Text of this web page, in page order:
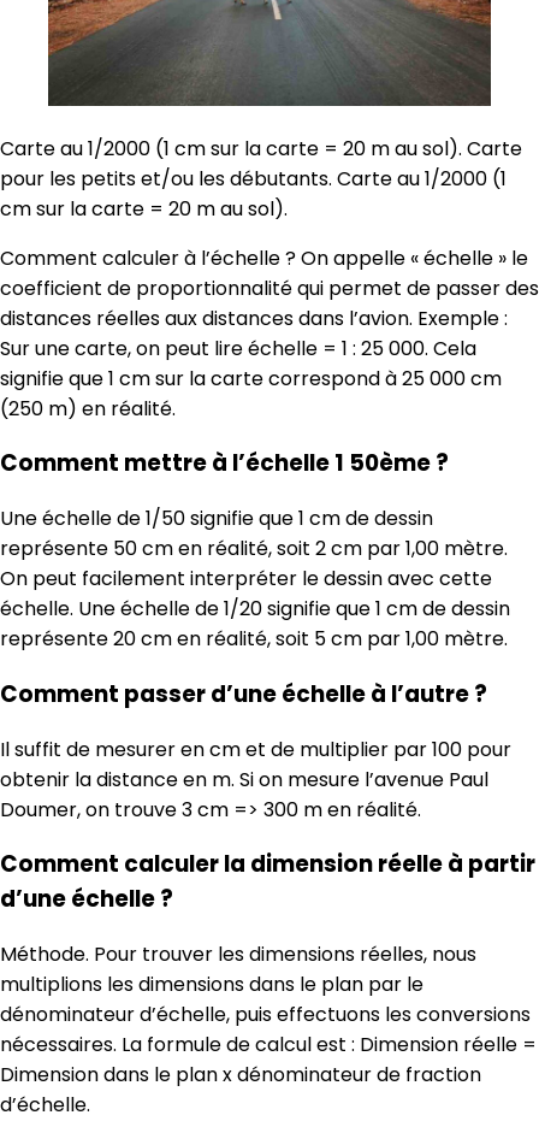
Carte au 1/2000 (1 cm sur la carte = 20 m au sol). Carte
pour les petits et/ou les débutants. Carte au 1/2000 (1
cm sur la carte = 20 m au sol).
Comment calculer à l’échelle ? On appelle « échelle » le
coefficient de proportionnalité qui permet de passer des
distances réelles aux distances dans l’avion. Exemple :
Sur une carte, on peut lire échelle = 1 : 25 000. Cela
signifie que 1 cm sur la carte correspond à 25 000 cm
(250 m) en réalité.
Comment mettre à l’échelle 1 50ème ?
Une échelle de 1/50 signifie que 1 cm de dessin
représente 50 cm en réalité, soit 2 cm par 1,00 mètre.
On peut facilement interpréter le dessin avec cette
échelle. Une échelle de 1/20 signifie que 1 cm de dessin
représente 20 cm en réalité, soit 5 cm par 1,00 mètre.
Comment passer d’une échelle à l’autre ?
Il suffit de mesurer en cm et de multiplier par 100 pour
obtenir la distance en m. Si on mesure l’avenue Paul
Doumer, on trouve 3 cm => 300 m en réalité.
Comment calculer la dimension réelle à partir
d’une échelle ?
Méthode. Pour trouver les dimensions réelles, nous
multiplions les dimensions dans le plan par le
dénominateur d’échelle, puis effectuons les conversions
nécessaires. La formule de calcul est : Dimension réelle =
Dimension dans le plan x dénominateur de fraction
d’échelle.